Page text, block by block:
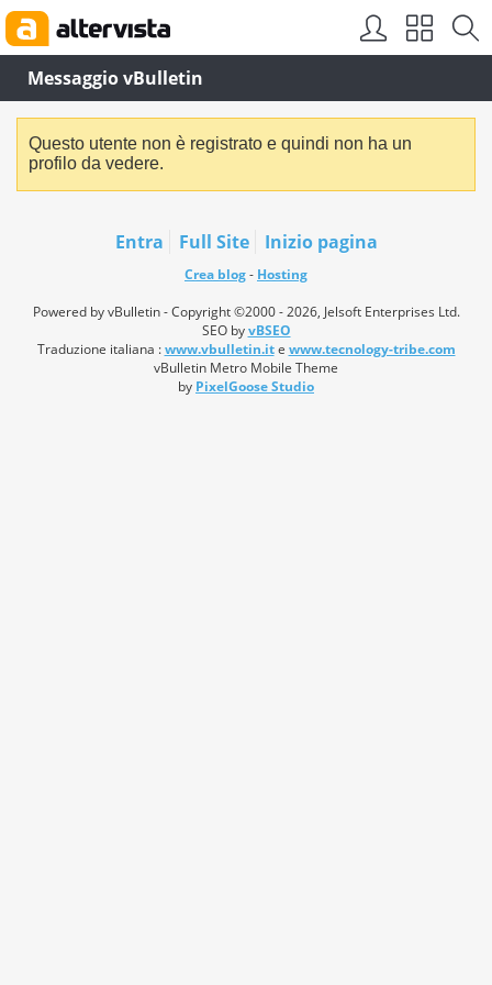
Messaggio vBulletin
Questo utente non è registrato e quindi non ha un
profilo da vedere.
Entra Full Site Inizio pagina
Crea blog- Hosting
Powered by vBulletin - Copyright ©2000 - 2026, Jelsoft Enterprises Ltd.
SEO byvBSEO
Traduzione italiana :www.vbulletin.ite www.tecnology-tribe.com
vBulletin Metro Mobile Theme
by PixelGoose Studio